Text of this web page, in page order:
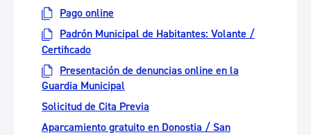
Pago online
Padrón Municipal de Habitantes: Volante /
Certificado
Presentación de denuncias online en la
Guardia Municipal
Solicitud de Cita Previa
Aparcamiento gratuito en Donostia / San